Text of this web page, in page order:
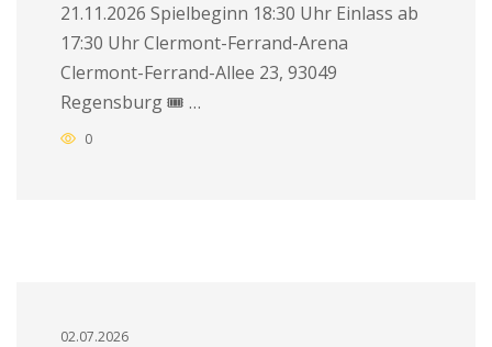
21.11.2026 Spielbeginn 18:30 Uhr Einlass ab
17:30 Uhr Clermont-Ferrand-Arena
Clermont-Ferrand-Allee 23, 93049
Regensburg 🎟 …
0
02.07.2026